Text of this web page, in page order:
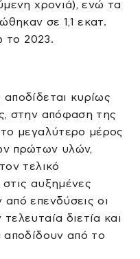
χρονιά), ενώ τα
σε 1,1 εκατ.
το 2023.
κυρίως
στην απόφαση της
μεγαλύτερο μέρος
πρώτων υλών,
τελικό
αυξημένες
επενδύσεις οι
διετία και
αποδίδουν από το